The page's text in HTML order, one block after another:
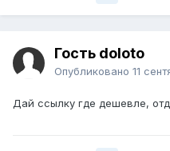
Гость doloto
Опубликовано 11
Дай ссылку где дешевле,